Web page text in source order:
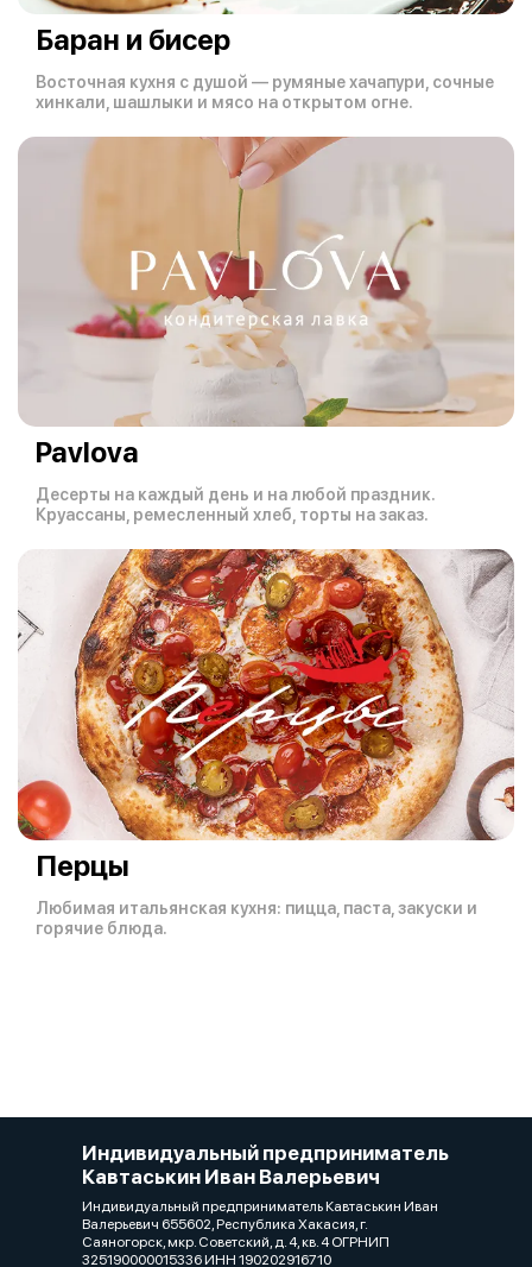
Баран и бисер
Восточная кухня с душой — румяные хачапури, сочные
хинкали, шашлыки и мясо на открытом огне.
Pavlova
Десерты на каждый день и на любой праздник.
Круассаны, ремесленный хлеб, торты на заказ.
Перцы
Любимая итальянская кухня: пицца, паста, закуски и
горячие блюда.
Индивидуальный предприниматель
Кавтаськин Иван Валерьевич
Индивидуальный предприниматель Кавтаськин Иван
Валерьевич 655602, Республика Хакасия, г.
Саяногорск, мкр. Советский, д. 4, кв. 4 ОГРНИП
325190000015336 ИНН 190202916710